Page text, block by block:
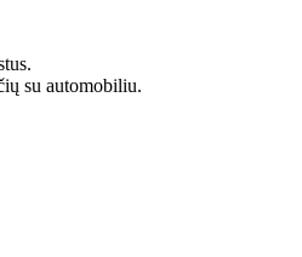
su automobiliu.